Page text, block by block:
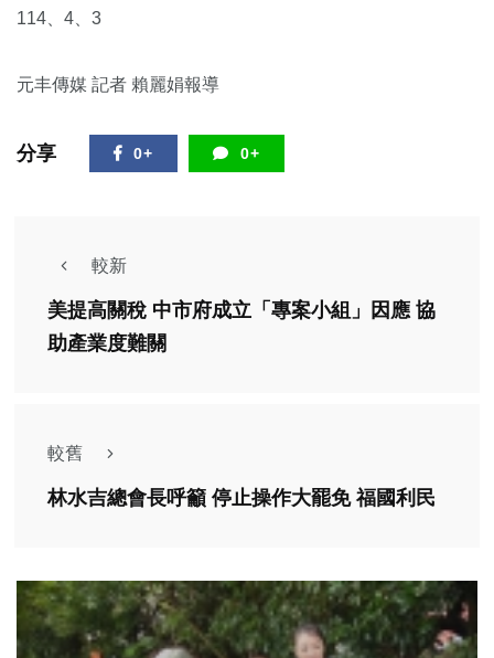
114、4、3
元丰傳媒 記者 賴麗娟報導
分享 0+ 0+
較新
美提高關稅 中市府成立「專案小組」因應 協
助產業度難關
較舊
林水吉總會長呼籲 停止操作大罷免 福國利民